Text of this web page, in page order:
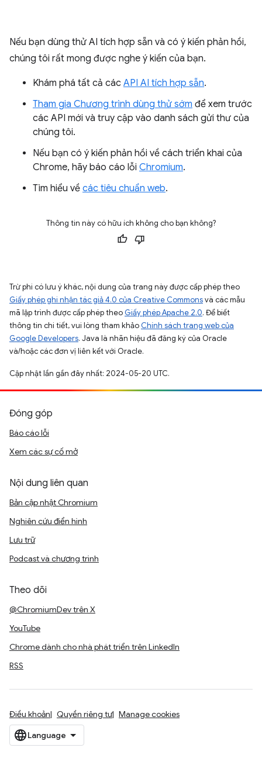
Nếu bạn dùng thử AI tích hợp sẵn và có ý kiến phản hồi,
chúng tôi rất mong được nghe ý kiến của bạn.
Khám phá tất cả các API AI tích hợp sẵn.
Tham gia Chương trình dùng thử sớm để xem trước
các API mới và truy cập vào danh sách gửi thư của
chúng tôi.
Nếu bạn có ý kiến phản hồi về cách triển khai của
Chrome, hãy báo cáo lỗi Chromium.
Tìm hiểu về các tiêu chuẩn web.
Thông tin này có hữu ích không cho bạn không?
Trừ phi có lưu ý khác, nội dung của trang này được cấp phép theo
Giấy phép ghi nhận tác giả 4.0 của Creative Commonsvà các mẫu
mã lập trình được cấp phép theo Giấy phép Apache 2.0. Để biết
thông tin chi tiết, vui lòng tham khảo Chính sách trang web của
Google Developers. Java là nhãn hiệu đã đăng ký của Oracle
và/hoặc các đơn vị liên kết với Oracle.
Cập nhật lần gần đây nhất: 2024-05-20 UTC.
Đóng góp
Báo cáo lỗi
Xem các sự cố mở
Nội dung liên quan
Bản cập nhật Chromium
Nghiên cứu điển hình
Lưu trữ
Podcast và chương trình
Theo dõi
@ChromiumDev trên X
YouTube
Chrome dành cho nhà phát triển trên LinkedIn
RSS
Điều khoản Quyền riêng tư Manage cookies